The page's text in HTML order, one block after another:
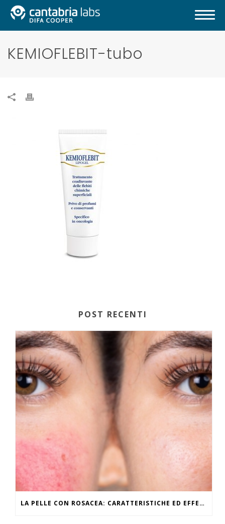
KEMIOFLEBIT-tubo
POST RECENTI
LA PELLE CON ROSACEA: CARATTERISTICHE ED EFFETTI DEL CALDO